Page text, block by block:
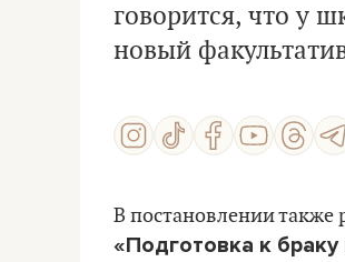
говорится, что у
новый
В постановлении также
«Подготовка к